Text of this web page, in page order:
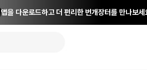
앱을 다운로드하고 더 편리한 번개장터를 만나보세